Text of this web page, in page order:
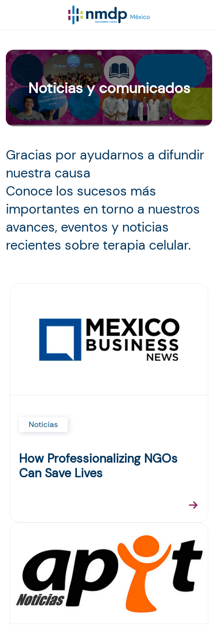
Noticias y comunicados
Gracias por ayudarnos a difundir
nuestra causa
Conoce los sucesos más
importantes en torno a nuestros
avances, eventos y noticias
recientes sobre terapia celular.
Noticias
How Professionalizing NGOs
Can Save Lives